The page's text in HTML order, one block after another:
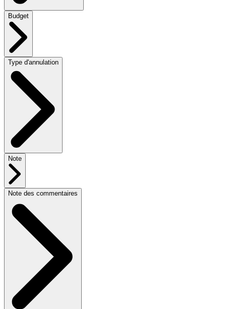
Budget
Type d'annulation
Note
Note des commentaires